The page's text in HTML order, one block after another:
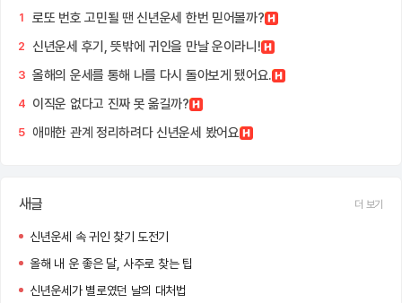
1 로또 번호 고민될 땐 신년운세 한번 믿어볼까?
2 신년운세 후기, 뜻밖에 귀인을 만날 운이라니!
3 올해의 운세를 통해 나를 다시 돌아보게 됐어요.
4 이직운 없다고 진짜 못 옮길까?
5 애매한 관계 정리하려다 신년운세 봤어요
새글 더 보기
신년운세 속 귀인 찾기 도전기
올해 내 운 좋은 달, 사주로 찾는 팁
신년운세가 별로였던 날의 대처법